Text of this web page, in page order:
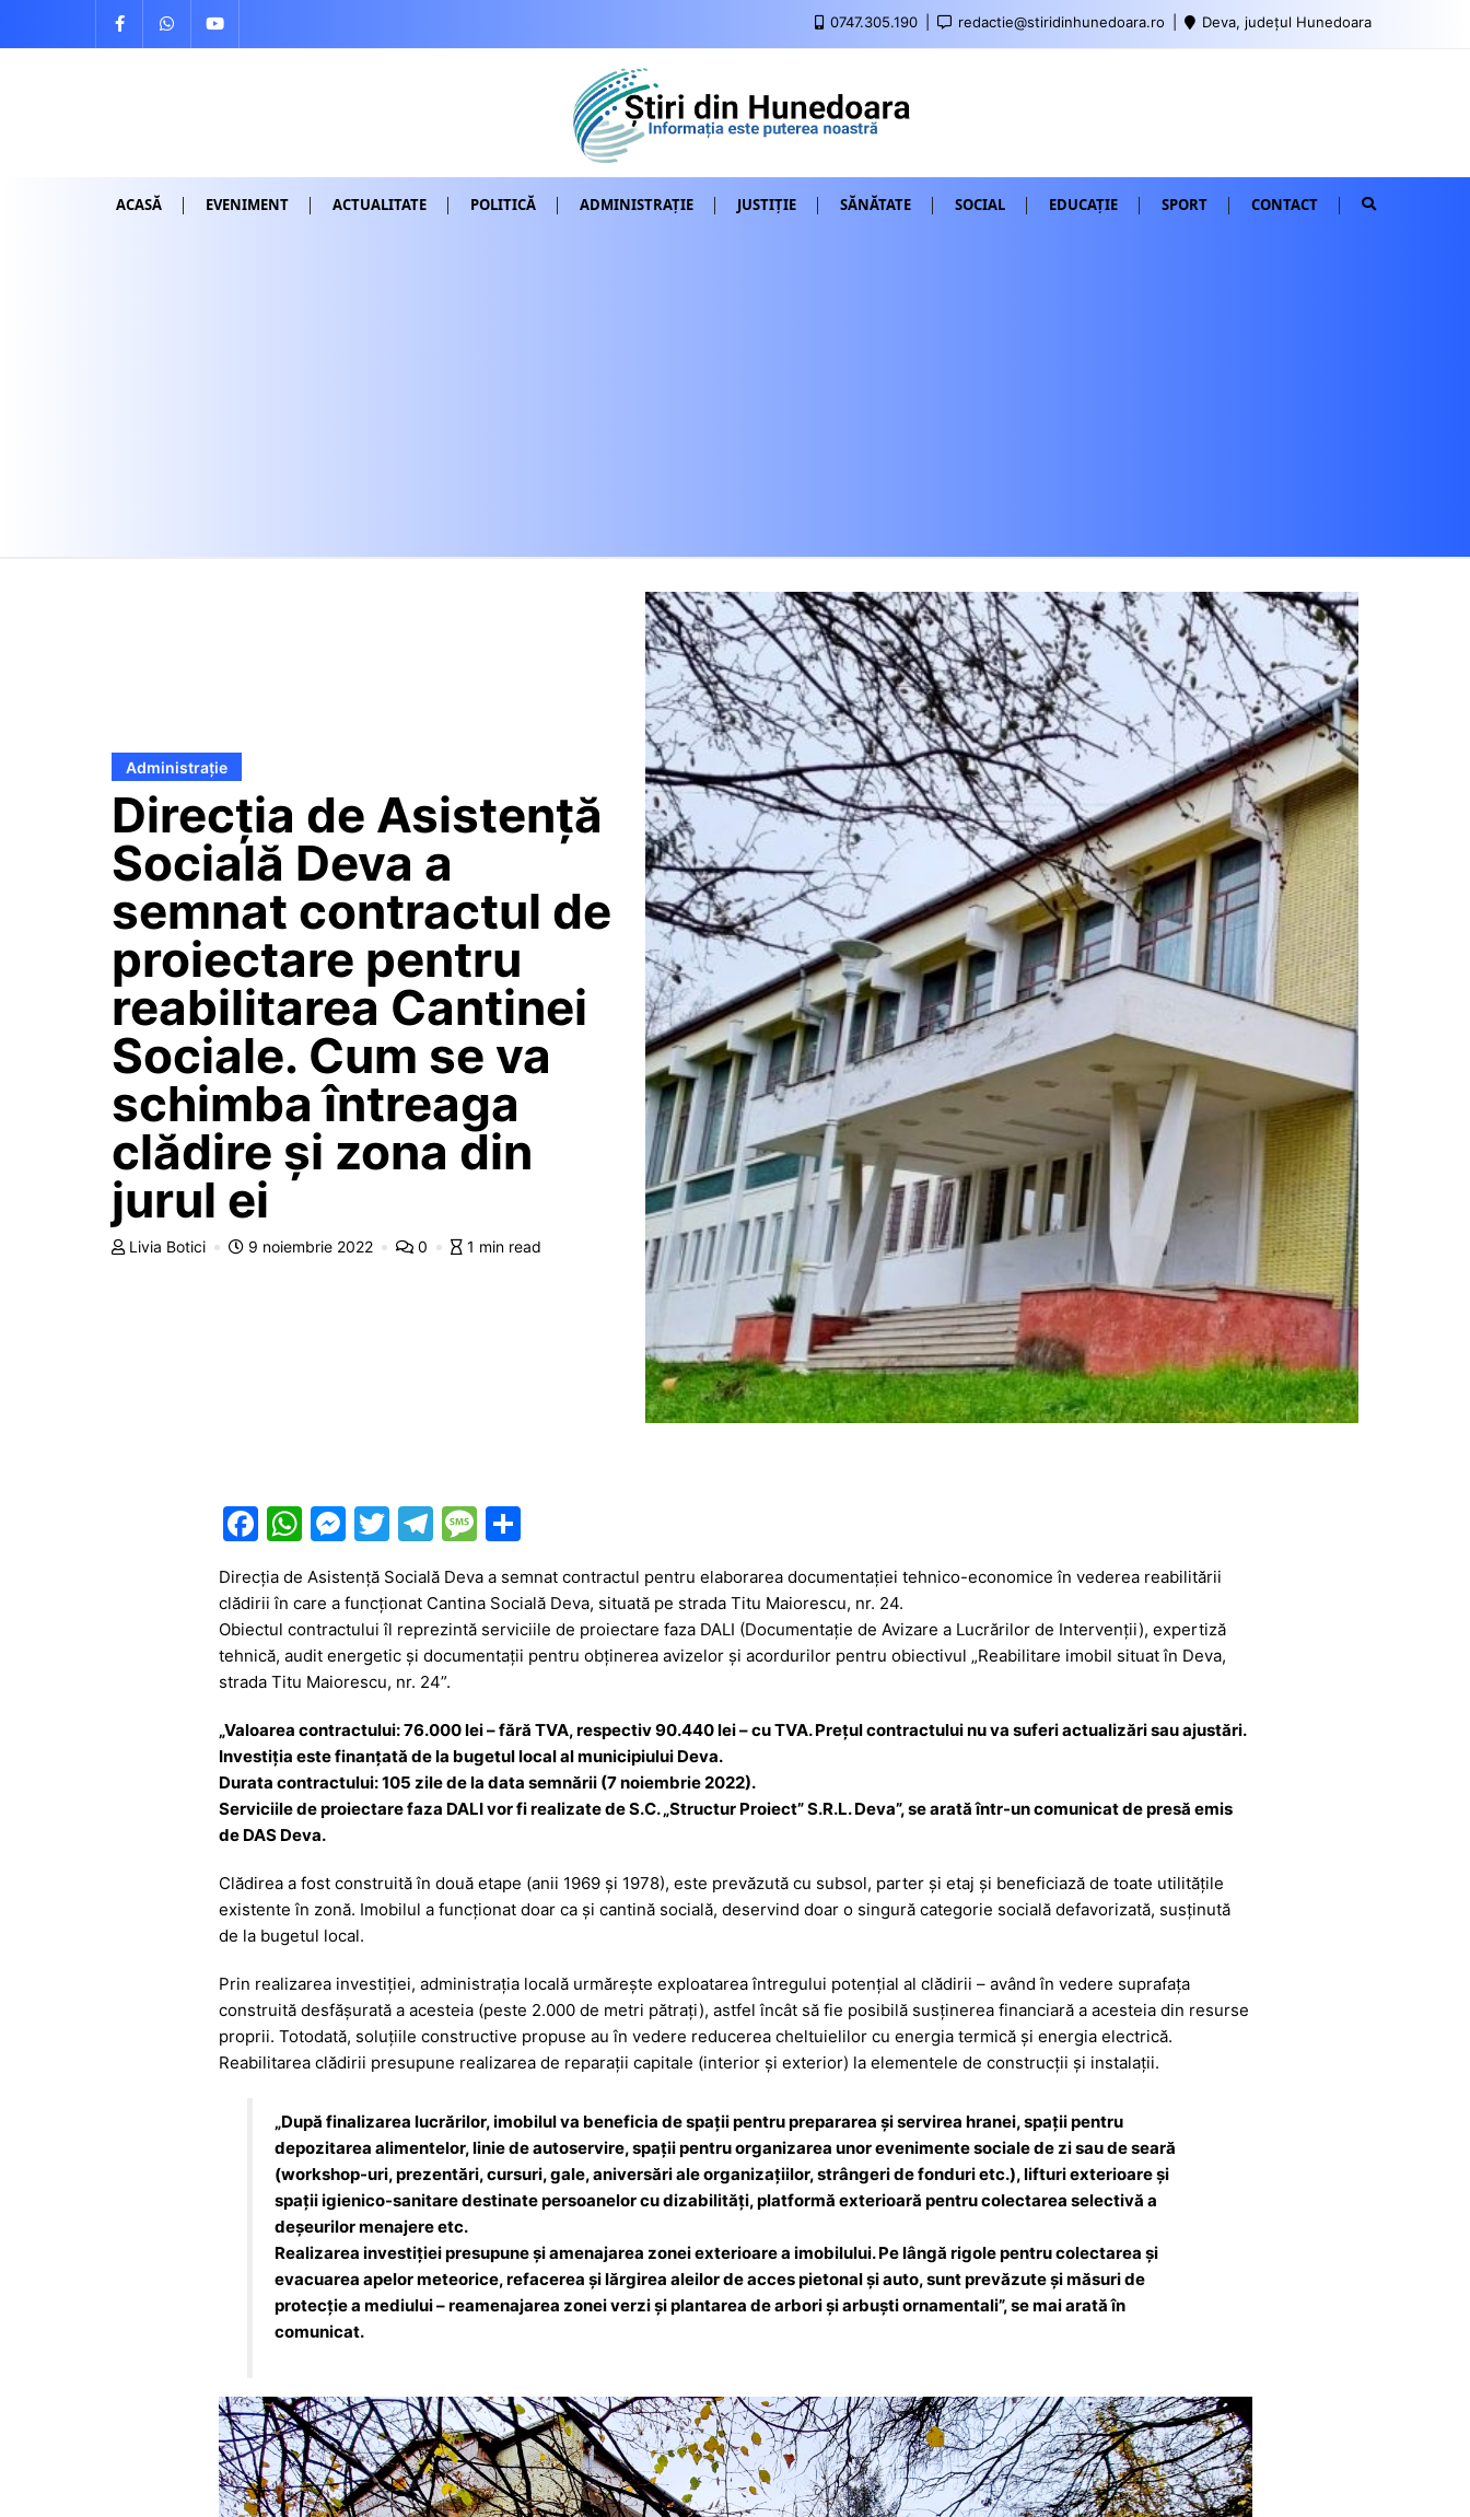
0747.305.190 redactie@stiridinhunedoara.ro Deva, județul Hunedoara
ACASĂ EVENIMENT ACTUALITATE POLITICĂ ADMINISTRAȚIE JUSTIȚIE SĂNĂTATE SOCIAL EDUCAȚIE SPORT CONTACT
Administrație
Direcția de Asistență
Socială Deva a
semnat contractul de
proiectare pentru
reabilitarea Cantinei
Sociale. Cum se va
schimba întreaga
clădire și zona din
jurul ei
Livia Botici 9 noiembrie 2022 0 1 min read
F
a
c
e
b
o
o
k
W
at
s
A
p
p
M
s
s
e
n
g
er
T
w
itt
er
T
e
gr
a
m
M
s
s
a
e
P
ta
je
a
ă
Direcția de Asistență Socială Deva a semnat contractul pentru elaborarea documentației tehnico-economice în vederea reabilitării
clădirii în care a funcționat Cantina Socială Deva, situată pe strada Titu Maiorescu, nr. 24.
Obiectul contractului îl reprezintă serviciile de proiectare faza DALI (Documentație de Avizare a Lucrărilor de Intervenții), expertiză
tehnică, audit energetic și documentații pentru obținerea avizelor și acordurilor pentru obiectivul „Reabilitare imobil situat în Deva,
strada Titu Maiorescu, nr. 24”.
„Valoarea contractului: 76.000 lei – fără TVA, respectiv 90.440 lei – cu TVA. Prețul contractului nu va suferi actualizări sau ajustări.
Investiția este finanțată de la bugetul local al municipiului Deva.
Durata contractului: 105 zile de la data semnării (7 noiembrie 2022).
Serviciile de proiectare faza DALI vor fi realizate de S.C. „Structur Proiect” S.R.L. Deva”, se arată într-un comunicat de presă emis
de DAS Deva.
Clădirea a fost construită în două etape (anii 1969 și 1978), este prevăzută cu subsol, parter și etaj și beneficiază de toate utilitățile
existente în zonă. Imobilul a funcționat doar ca și cantină socială, deservind doar o singură categorie socială defavorizată, susținută
de la bugetul local.
Prin realizarea investiției, administrația locală urmărește exploatarea întregului potențial al clădirii – având în vedere suprafața
construită desfășurată a acesteia (peste 2.000 de metri pătrați), astfel încât să fie posibilă susținerea financiară a acesteia din resurse
proprii. Totodată, soluţiile constructive propuse au în vedere reducerea cheltuielilor cu energia termică şi energia electrică.
Reabilitarea clădirii presupune realizarea de reparații capitale (interior și exterior) la elementele de construcții și instalații.
„După finalizarea lucrărilor, imobilul va beneficia de spații pentru prepararea și servirea hranei, spații pentru
depozitarea alimentelor, linie de autoservire, spații pentru organizarea unor evenimente sociale de zi sau de seară
(workshop-uri, prezentări, cursuri, gale, aniversări ale organizaţiilor, strângeri de fonduri etc.), lifturi exterioare și
spații igienico-sanitare destinate persoanelor cu dizabilități, platformă exterioară pentru colectarea selectivă a
deșeurilor menajere etc.
Realizarea investiției presupune și amenajarea zonei exterioare a imobilului. Pe lângă rigole pentru colectarea şi
evacuarea apelor meteorice, refacerea şi lărgirea aleilor de acces pietonal şi auto, sunt prevăzute şi măsuri de
protecţie a mediului – reamenajarea zonei verzi şi plantarea de arbori şi arbuşti ornamentali”, se mai arată în
comunicat.